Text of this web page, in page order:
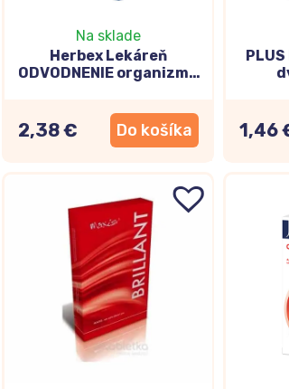
Na sklade
Herbex Lekáreň
ODVODNENIE organizmu
2,38 € Do košíka 1,46